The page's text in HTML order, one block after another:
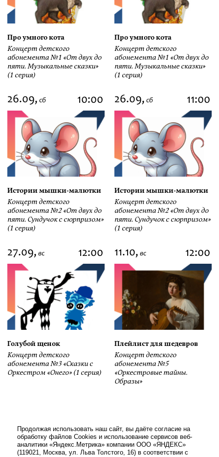
Про умного кота
Концерт детского
абонемента №1 «От двух до
пяти. Музыкальные сказки»
(1 серия)
Про умного кота
Концерт детского
абонемента №1 «От двух до
пяти. Музыкальные сказки»
(1 серия)
26.09, сб 10:00
Истории мышки-малютки
Концерт детского
абонемента №2 «От двух до
пяти. Сундучок с сюрпризом»
(1 серия)
26.09, сб 11:00
Истории мышки-малютки
Концерт детского
абонемента №2 «От двух до
пяти. Сундучок с сюрпризом»
(1 серия)
27.09, вс 12:00
Голубой щенок
Концерт детского
абонемента №3 «Сказки с
Оркестром «Онего» (1 серия)
11.10, вс 12:00
Плейлист для шедевров
Концерт детского
абонемента №5
«Оркестровые тайны.
Образы»
Продолжая использовать наш сайт, вы даёте согласие на
обработку файлов Cookies и использование сервисов веб-
аналитики «Яндекс.Метрика» компании ООО «ЯНДЕКС»
(119021, Москва, ул. Льва Толстого, 16) в соответствии с